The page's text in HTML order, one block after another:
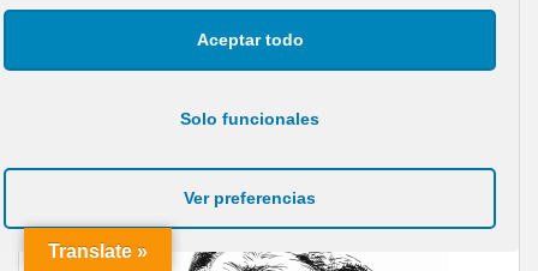
Aceptar todo
Solo funcionales
Ver preferencias
Translate »